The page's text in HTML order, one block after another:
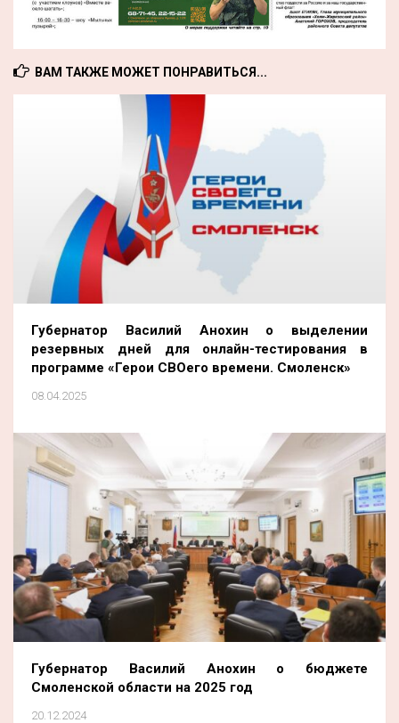
ВАМ ТАКЖЕ МОЖЕТ ПОНРАВИТЬСЯ...
Губернатор Василий Анохин о выделении
резервных дней для онлайн-тестирования в
программе «Герои СВОего времени. Смоленск»
08.04.2025
Губернатор Василий Анохин о бюджете
Смоленской области на 2025 год
20.12.2024